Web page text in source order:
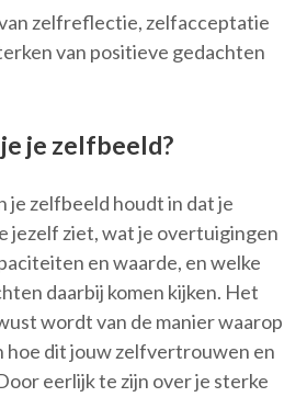
zelfreflectie, zelfacceptatie
van positieve gedachten
je zelfbeeld?
je zelfbeeld houdt in dat je
jezelf ziet, wat je overtuigingen
en waarde, en welke
daarbij komen kijken. Het
wordt van de manier waarop
hoe dit jouw zelfvertrouwen en
eerlijk te zijn over je sterke